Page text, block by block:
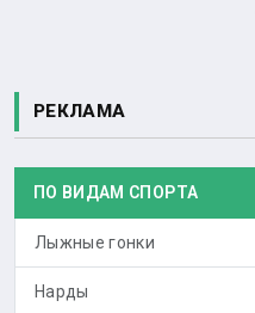
РЕКЛАМА
ПО ВИДАМ СПОРТА
Лыжные гонки
Нарды